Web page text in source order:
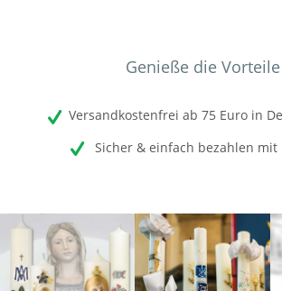
Genieße die Vorteile
Versandkostenfrei ab 75 Euro in
Sicher & einfach bezahlen mit